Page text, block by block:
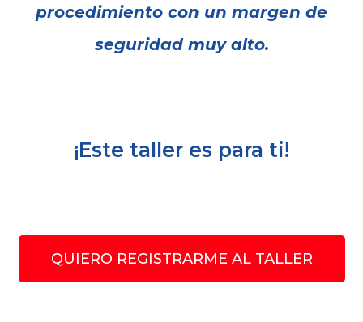
procedimiento con un margen de
seguridad muy alto.
¡Este taller es para ti!
QUIERO REGISTRARME AL TALLER